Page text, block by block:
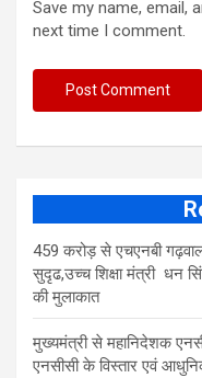
Save my name, email,
next time I comment.
459 करोड़ से एचएनबी
सुदृढ,उच्च शिक्षा मंत्री धन
की मुलाकात
मुख्यमंत्री से महानिदेशक
एनसीसी के विस्तार एवं